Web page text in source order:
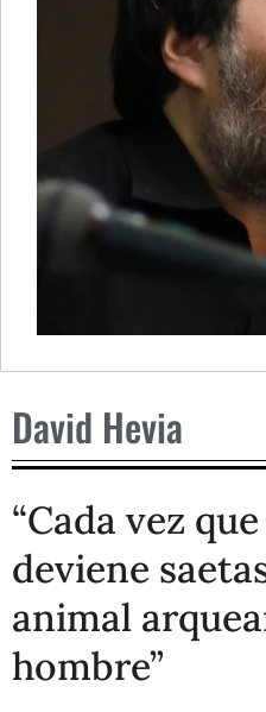
David Hevia
“Cada vez
deviene
animal
hombre”